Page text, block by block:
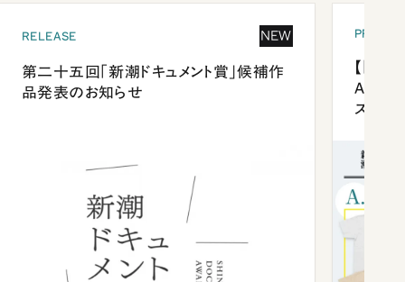
RELEASE NEW
第二十五回「新潮ドキュメント賞」候補作
品発表のお知らせ
【「新
ズプレ